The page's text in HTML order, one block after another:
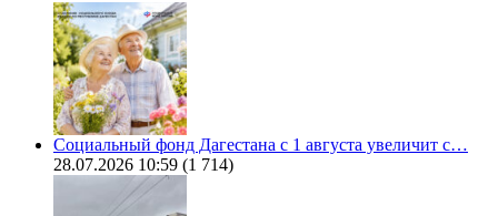
Социальный фонд Дагестана с 1 августа увеличит с…
28.07.2026 10:59 (1 714)